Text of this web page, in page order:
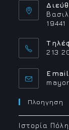
19441
213
Πλοηγηση
Ιστορία